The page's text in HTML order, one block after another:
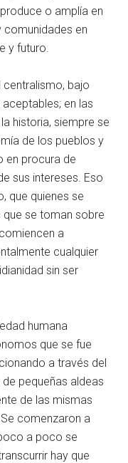
o amplía en
comunidades en
y futuro.
centralismo, bajo
en las
historia, siempre se
de los pueblos y
en procura de
sus intereses. Eso
que quienes se
se toman sobre
a
cualquier
sin ser
humana
que se fue
a través del
pequeñas aldeas
de las mismas
comenzaron a
a poco se
hay que